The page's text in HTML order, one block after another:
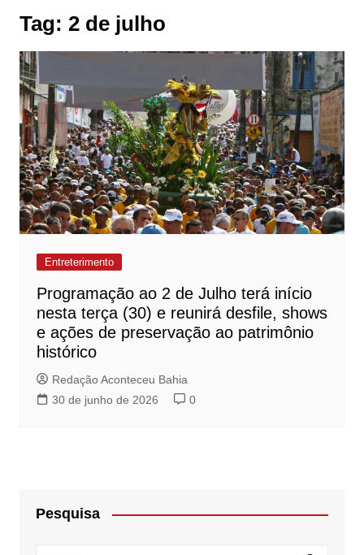
Tag: 2 de julho
Entreterimento
Programação ao 2 de Julho terá início
nesta terça (30) e reunirá desfile, shows
e ações de preservação ao patrimônio
histórico
Redação Aconteceu Bahia
30 de junho de 2026
0
Pesquisa